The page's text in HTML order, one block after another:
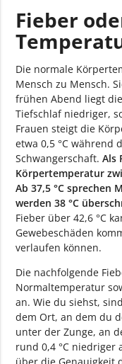
Fieber
Die normale
Mensch zu Mensch.
frühen Abend liegt
Tiefschlaf niedriger,
Frauen steigt die
etwa 0,5 °C während
Schwangerschaft.Als
Körpertemperatur
Ab 37,5 °C sprechen
werden 38 °C
Fieber über 42,6 °C
Gewebeschäden
verlaufen können.
Die nachfolgende
Normaltemperatur
an. Wie du siehst,
dem Ort, an dem du
unter der Zunge, an
rund 0,4 °C niedriger